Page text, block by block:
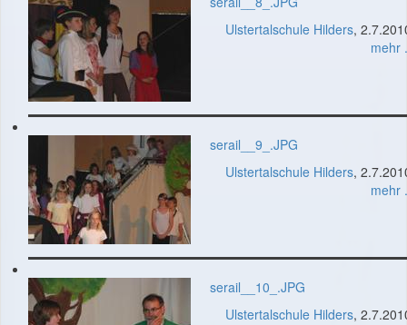
Ulstertalschule Hilders,
mehr
serail__9_.JPG
Ulstertalschule Hilders,
mehr
serail__10_.JPG
Ulstertalschule Hilders,